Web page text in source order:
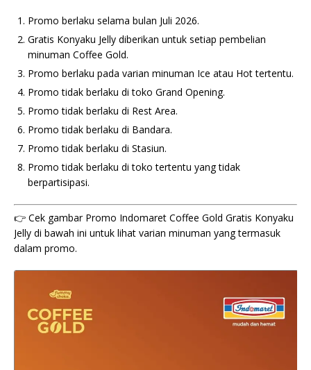
Promo berlaku selama bulan Juli 2026.
Gratis Konyaku Jelly diberikan untuk setiap pembelian
minuman Coffee Gold.
Promo berlaku pada varian minuman Ice atau Hot tertentu.
Promo tidak berlaku di toko Grand Opening.
Promo tidak berlaku di Rest Area.
Promo tidak berlaku di Bandara.
Promo tidak berlaku di Stasiun.
Promo tidak berlaku di toko tertentu yang tidak
berpartisipasi.
👉 Cek gambar Promo Indomaret Coffee Gold Gratis Konyaku
Jelly di bawah ini untuk lihat varian minuman yang termasuk
dalam promo.